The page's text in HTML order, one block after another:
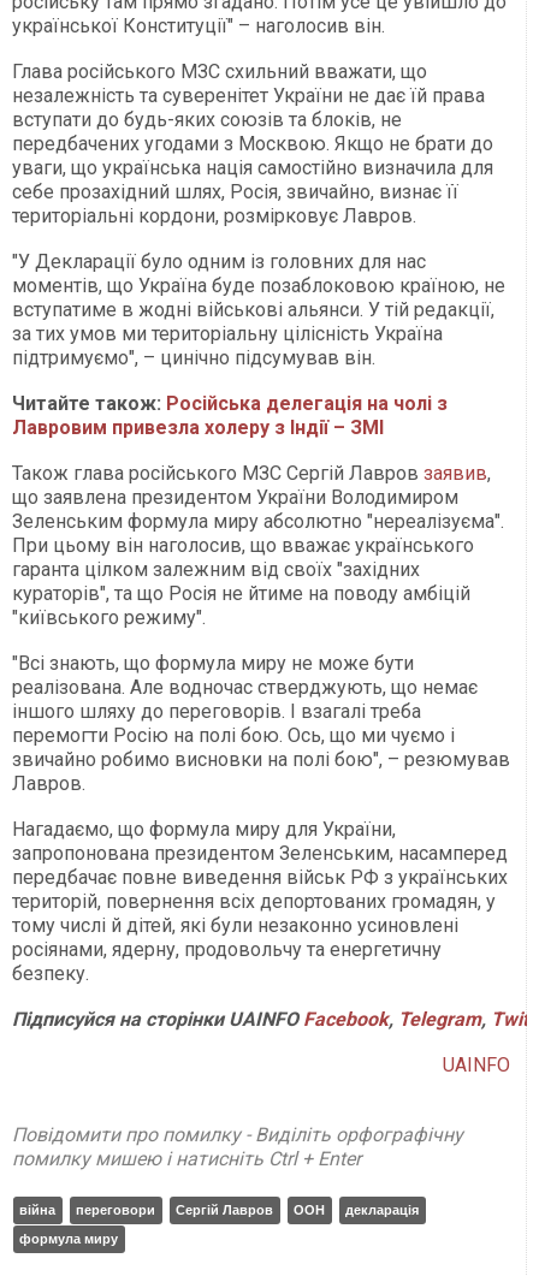
української Конституції" – наголосив він.
Глава російського МЗС схильний вважати, що
незалежність та суверенітет України не дає їй права
вступати до будь-яких союзів та блоків, не
передбачених угодами з Москвою. Якщо не брати до
уваги, що українська нація самостійно визначила для
себе прозахідний шлях, Росія, звичайно, визнає її
територіальні кордони, розмірковує Лавров.
"У Декларації було одним із головних для нас
моментів, що Україна буде позаблоковою країною, не
вступатиме в жодні військові альянси. У тій редакції,
за тих умов ми територіальну цілісність Україна
підтримуємо", – цинічно підсумував він.
Читайте також: Російська делегація на чолі з
Лавровим привезла холеру з Індії – ЗМІ
Також глава російського МЗС Сергій Лавров заявив,
що заявлена президентом України Володимиром
Зеленським формула миру абсолютно "нереалізуєма".
При цьому він наголосив, що вважає українського
гаранта цілком залежним від своїх "західних
кураторів", та що Росія не йтиме на поводу амбіцій
"київського режиму".
"Всі знають, що формула миру не може бути
реалізована. Але водночас стверджують, що немає
іншого шляху до переговорів. І взагалі треба
перемогти Росію на полі бою. Ось, що ми чуємо і
звичайно робимо висновки на полі бою", – резюмував
Лавров.
Нагадаємо, що формула миру для України,
запропонована президентом Зеленським, насамперед
передбачає повне виведення військ РФ з українських
територій, повернення всіх депортованих громадян, у
тому числі й дітей, які були незаконно усиновлені
росіянами, ядерну, продовольчу та енергетичну
безпеку.
Підписуйся на сторінки UAINFO Facebook, Telegram,
UAINFO
Повідомити про помилку - Виділіть орфографічну
помилку мишею і натисніть Ctrl + Enter
війна переговори Сергій Лавров ООН
декларація
формула миру